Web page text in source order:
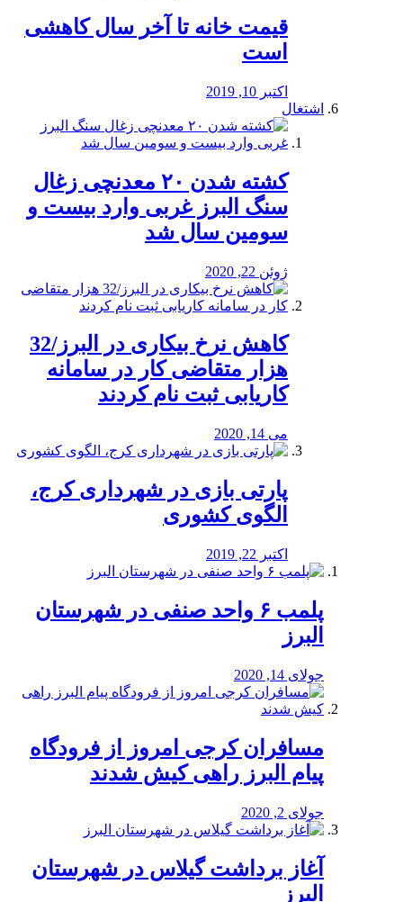
قیمت خانه تا آخر سال کاهشی
است
اکتبر 10, 2019
اشتغال
کشته شدن ۲۰ معدنچی زغال
سنگ البرز غربی وارد بیست و
سومین سال شد
ژوئن 22, 2020
کاهش نرخ بیکاری در البرز/32
هزار متقاضی کار در سامانه
کاریابی ثبت نام کردند
می 14, 2020
پارتی بازی در شهرداری کرج،
الگوی کشوری
اکتبر 22, 2019
پلمب ۶ واحد صنفی در شهرستان
البرز
جولای 14, 2020
مسافران کرجی امروز از فرودگاه
پیام البرز راهی کیش شدند
جولای 2, 2020
آغاز برداشت گیلاس در شهرستان
البرز